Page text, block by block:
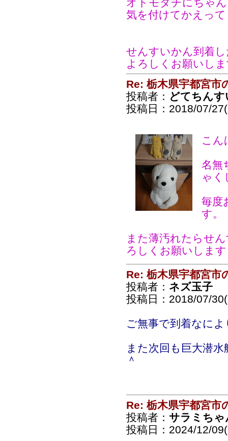
気を付けてかえっ
せんすいかん到着
よろしくお願いし
Re: 栃木県宇都宮市
投稿者： どてちん
投稿日：2018/07/
こん
名無
ゃく
毎度
す。
また薄汚れたらせ
ろしくお願いしま
Re: 栃木県宇都宮市
投稿者： ネズ玉子
投稿日：2018/07/
ご無事で到着なに
また次回も巨大潜
＾
Re: 栃木県宇都宮市
投稿者： サラミちゃ
投稿日：2024/12/